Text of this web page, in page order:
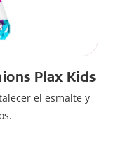
Plax Kids
el esmalte y